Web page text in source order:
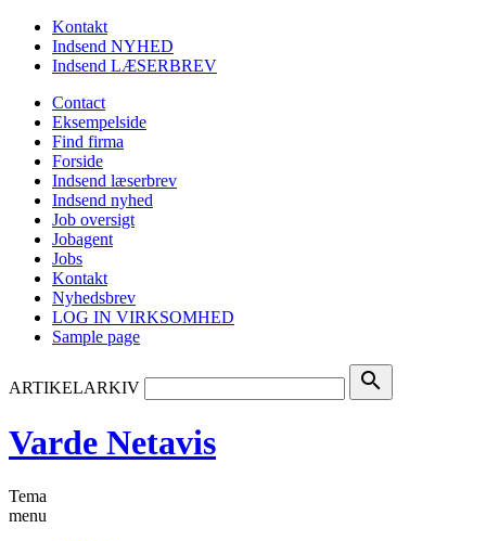
Kontakt
Indsend NYHED
Indsend LÆSERBREV
Contact
Eksempelside
Find firma
Forside
Indsend læserbrev
Indsend nyhed
Job oversigt
Jobagent
Jobs
Kontakt
Nyhedsbrev
LOG IN VIRKSOMHED
Sample page
ARTIKELARKIV search
Varde Netavis
Tema
menu